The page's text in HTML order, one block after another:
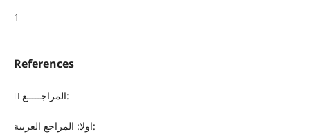
1
References
 المراجـــــع:
اولا: المراجع العربية: